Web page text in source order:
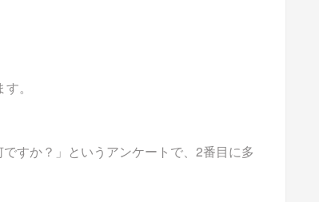
。
すか？」というアンケートで、2番目に多